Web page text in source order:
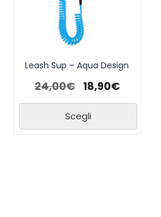
Leash Sup – Aqua Design
24,00€ 18,90€
Scegli